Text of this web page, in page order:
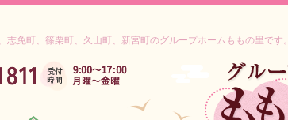
志免町、篠栗町、久山町、新宮町のグループホームももの里です。